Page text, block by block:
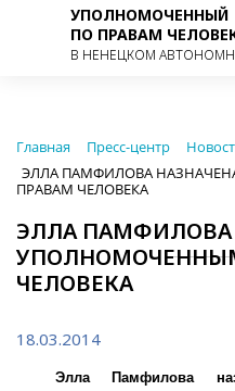
УПОЛНОМОЧЕННЫЙ
ПО ПРАВАМ
В НЕНЕЦКОМ
Главная Пресс-центр
ЭЛЛА ПАМФИЛОВА
ПРАВАМ ЧЕЛОВЕКА
ЭЛЛА ПАМФИЛОВА
ЧЕЛОВЕКА
18.03.2014
Элла Памфилова